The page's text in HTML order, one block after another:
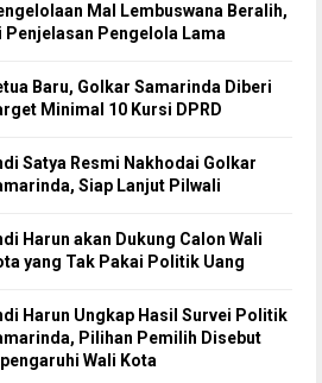
Mal Lembuswana Beralih,
Penjelasan Pengelola Lama
Baru, Golkar Samarinda Diberi
Minimal 10 Kursi DPRD
Satya Resmi Nakhodai Golkar
Siap Lanjut Pilwali
Harun akan Dukung Calon Wali
yang Tak Pakai Politik Uang
Harun Ungkap Hasil Survei Politik
Pilihan Pemilih Disebut
Wali Kota